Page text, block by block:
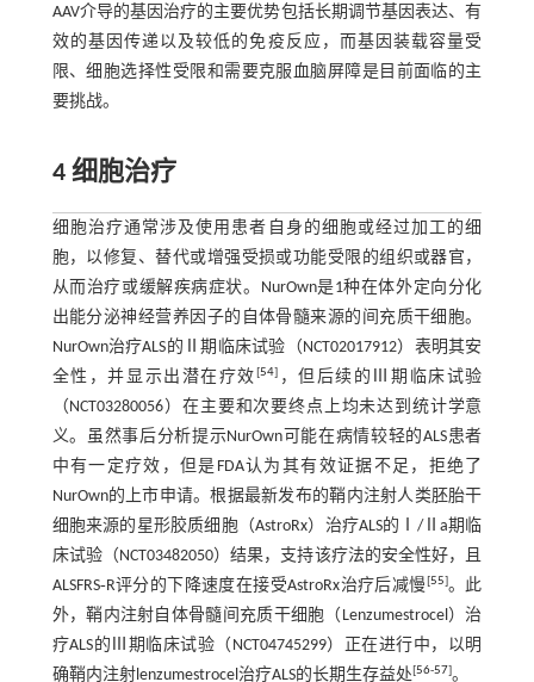
AAV介导的基因治疗的主要优势包括长期调节基因表达、有
效的基因传递以及较低的免疫反应，而基因装载容量受
限、细胞选择性受限和需要克服血脑屏障是目前面临的主
要挑战。
4 细胞治疗
细胞治疗通常涉及使用患者自身的细胞或经过加工的细
胞，以修复、替代或增强受损或功能受限的组织或器官，
从而治疗或缓解疾病症状。NurOwn是1种在体外定向分化
出能分泌神经营养因子的自体骨髓来源的间充质干细胞。
NurOwn治疗ALS的Ⅱ期临床试验（NCT02017912）表明其安
全性，并显示出潜在疗效 [54] ，但后续的Ⅲ期临床试验
（NCT03280056）在主要和次要终点上均未达到统计学意
义。虽然事后分析提示NurOwn可能在病情较轻的ALS患者
中有一定疗效，但是FDA认为其有效证据不足，拒绝了
NurOwn的上市申请。根据最新发布的鞘内注射人类胚胎干
细胞来源的星形胶质细胞（AstroRx）治疗ALS的Ⅰ/Ⅱa期临
床试验（NCT03482050）结果，支持该疗法的安全性好，且
ALSFRS‐R评分的下降速度在接受AstroRx治疗后减慢 [55]。此
外，鞘内注射自体骨髓间充质干细胞（Lenzumestrocel）治
疗ALS的Ⅲ期临床试验（NCT04745299）正在进行中，以明
确鞘内注射lenzumestrocel治疗ALS的长期生存益处[56-57]。